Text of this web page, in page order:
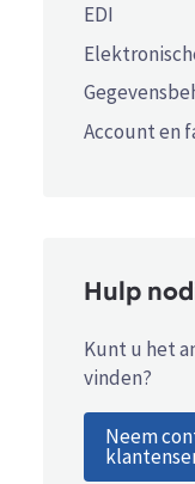
EDI
Account en
Hulp
Kunt u het
vinden?
Neem